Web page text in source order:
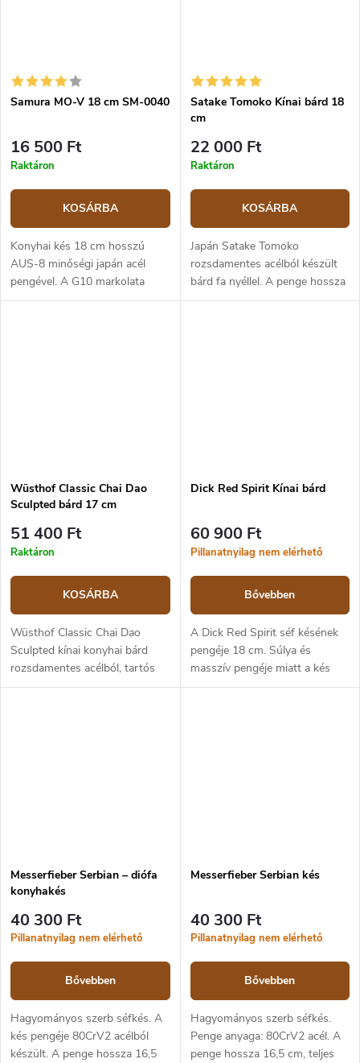
Samura MO-V 18 cm SM-0040
16 500 Ft
Raktáron
KOSÁRBA
Konyhai kés 18 cm hosszú
AUS-8 minőségi japán acél
pengével. A G10 markolata
erős, ellenálló és kellemes
Satake Tomoko Kínai bárd 18
cm
22 000 Ft
Raktáron
KOSÁRBA
Japán Satake Tomoko
rozsdamentes acélból készült
bárd fa nyéllel. A penge hossza
18 cm.
Wüsthof Classic Chai Dao
Sculpted bárd 17 cm
51 400 Ft
Raktáron
KOSÁRBA
Wüsthof Classic Chai Dao
Sculpted kínai konyhai bárd
rozsdamentes acélból, tartós
szintetikus anyagból készült
Dick Red Spirit Kínai bárd
60 900 Ft
Pillanatnyilag nem elérhető
Bővebben
A Dick Red Spirit séf késének
pengéje 18 cm. Súlya és
masszív pengéje miatt a kés
nehezebben feldolgozható
Messerfieber Serbian – diófa
konyhakés
40 300 Ft
Pillanatnyilag nem elérhető
Bővebben
Hagyományos szerb séfkés. A
kés pengéje 80CrV2 acélból
készült. A penge hossza 16,5
Messerfieber Serbian kés
40 300 Ft
Pillanatnyilag nem elérhető
Bővebben
Hagyományos szerb séfkés.
Penge anyaga: 80CrV2 acél. A
penge hossza 16,5 cm, teljes